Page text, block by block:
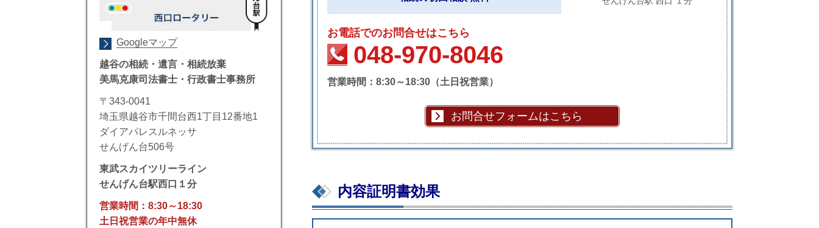
お電話でのお問合せはこちら
048-970-8046
営業時間：8:30～18:30（土日祝営業）
お問合せフォームはこちら
内容証明書効果
Googleマップ
越谷の相続・遺言・相続放棄
美馬克康司法書士・行政書士事務所
〒343-0041
埼玉県越谷市千間台西1丁目12番地1
ダイアパレスルネッサ
せんげん台506号
東武スカイツリーライン
せんげん台駅西口１分
営業時間：8:30～18:30
土日祝営業の年中無休